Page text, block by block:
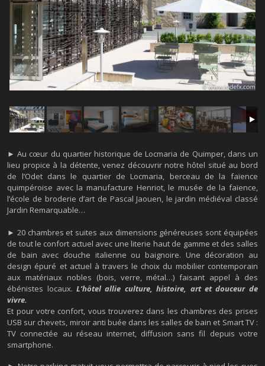
► Au cœur du quartier historique de Locmaria de Quimper, dans un
lieu propice à la détente, venez découvrir notre hôtel situé au bord
de l’Odet dans le quartier de Locmaria, berceau de la faïence
quimpéroise avec la manufacture Henriot, le musée de la faïence,
l’école de broderie d’art de Pascal Jaouen, le jardin médiéval classé
Jardin Remarquable…
► 20 chambres et suites aux dimensions généreuses sont équipées
de tout le confort actuel avec une literie haut de gamme et des salles
de bain avec douche italienne ou baignoire. Une décoration au
design épuré et actuel à travers le choix du mobilier contemporain
aux matériaux nobles (bois, verre, métal…) faisant appel à des
ébénistes locaux. L’hôtel allie culture, histoire, art et douceur de
vivre.
Et pour votre confort, vous trouverez dans les chambres des prises
USB sur chevets, miroir anti buée dans les salles de bain et Smart TV :
TV connectée au réseau internet, diffusion sans fil depuis votre
smartphone.